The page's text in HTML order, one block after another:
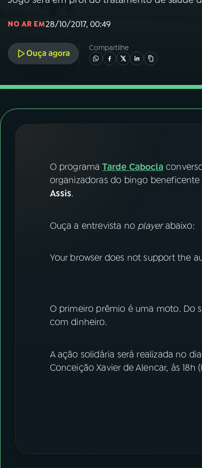
05PODCASTS
FESTIVAL DE MÚSICA
ACOMPANHE A RÁDIO NACIONAL
NO AR EM28/10/2017, 00:49
Ouça agora
Compartilhe
O programaTarde Cabocla
organizadoras do bingo
Assis.
Ouça a entrevista no playerabaixo:
Your browser does not support the
O primeiro prêmio é uma moto. Do
com dinheiro.
A ação solidária será realizada no
Conceição Xavier de Alencar, às 18h